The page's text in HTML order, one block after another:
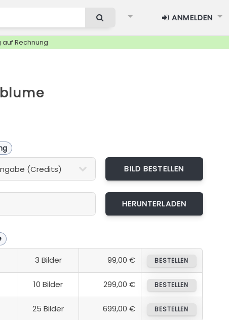
ANMELDEN
Rechnung
BILD BESTELLEN
3 Bilder 99,00 € BESTELLEN
10 Bilder 299,00 € BESTELLEN
25 Bilder 699,00 € BESTELLEN